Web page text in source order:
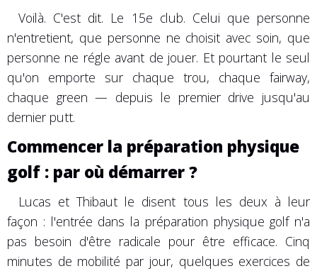
Voilà. C'est dit. Le 15e club. Celui que personne
n'entretient, que personne ne choisit avec soin, que
personne ne régle avant de jouer. Et pourtant le seul
qu'on emporte sur chaque trou, chaque fairway,
chaque green — depuis le premier drive jusqu'au
dernier putt.
Commencer la préparation physique
golf : par où démarrer ?
Lucas et Thibaut le disent tous les deux à leur
façon : l'entrée dans la préparation physique golf n'a
pas besoin d'être radicale pour être efficace. Cinq
minutes de mobilité par jour, quelques exercices de